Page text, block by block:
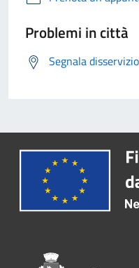
Problemi in città
Segnala disservizio